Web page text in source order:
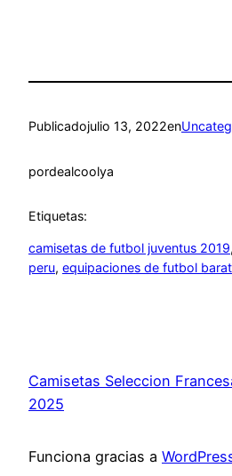
Publicadojulio 13, 2022en
pordealcoolya
Etiquetas:
camisetas de futbol juventus 2019,
peru, equipaciones de futbol
Camisetas Seleccion
2025
Funciona gracias a